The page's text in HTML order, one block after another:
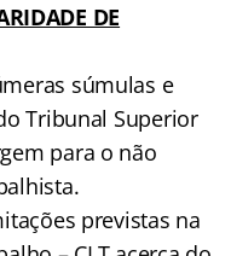
DE
súmulas e
Tribunal Superior
para o não
previstas na